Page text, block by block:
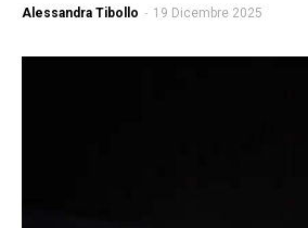
Alessandra Tibollo - 19 Dicembre 2025